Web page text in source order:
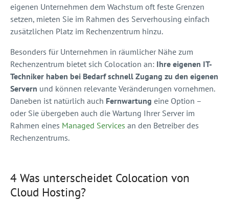
eigenen Unternehmen dem Wachstum oft feste Grenzen
setzen, mieten Sie im Rahmen des Serverhousing einfach
zusätzlichen Platz im Rechenzentrum hinzu.
Besonders für Unternehmen in räumlicher Nähe zum
Rechenzentrum bietet sich Colocation an: Ihre eigenen IT-
Techniker haben bei Bedarf schnell Zugang zu den eigenen
Servern und können relevante Veränderungen vornehmen.
Daneben ist natürlich auch Fernwartung eine Option –
oder Sie übergeben auch die Wartung Ihrer Server im
Rahmen eines Managed Services an den Betreiber des
Rechenzentrums.
4 Was unterscheidet Colocation von
Cloud Hosting?